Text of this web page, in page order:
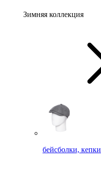
Зимняя коллекция
бейсболки, кепки